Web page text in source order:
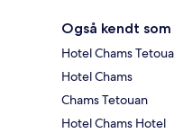
Også kendt som
Hotel Chams
Hotel Chams
Chams Tetouan
Hotel Chams Hotel